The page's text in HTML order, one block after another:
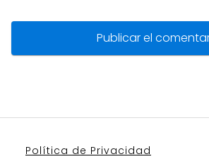
Política de Privacidad